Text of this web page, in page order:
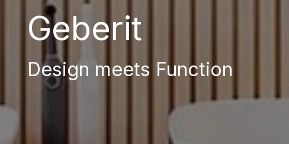
Geberit
Design meets Function